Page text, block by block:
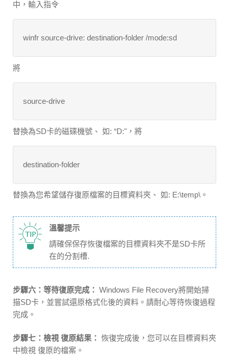
中，輸入指令
winfr source-drive: destination-folder /mode:sd
將
source-drive
替換為SD卡的磁碟機號、 如: “D:"，將
destination-folder
替換為您希望儲存復原檔案的目標資料夾、 如: E:\temp\。
溫馨提示
請確保保存恢復檔案的目標資料夾不是SD卡所
在的分割槽.
步驟六：等待復原完成： Windows File Recovery將開始掃
描SD卡，並嘗試還原格式化後的資料。請耐心等待恢復過程
完成。
步驟七：檢視 復原結果： 恢復完成後，您可以在目標資料夾
中檢視 復原的檔案。